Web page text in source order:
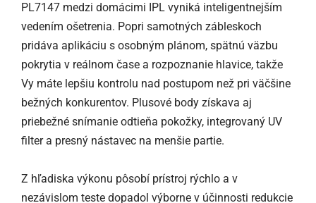
PL7147 medzi domácimi IPL vyniká inteligentnejším
vedením ošetrenia. Popri samotných zábleskoch
pridáva aplikáciu s osobným plánom, spätnú väzbu
pokrytia v reálnom čase a rozpoznanie hlavice, takže
Vy máte lepšiu kontrolu nad postupom než pri väčšine
bežných konkurentov. Plusové body získava aj
priebežné snímanie odtieňa pokožky, integrovaný UV
filter a presný nástavec na menšie partie.
Z hľadiska výkonu pôsobí prístroj rýchlo a v
nezávislom teste dopadol výborne v účinnosti redukcie